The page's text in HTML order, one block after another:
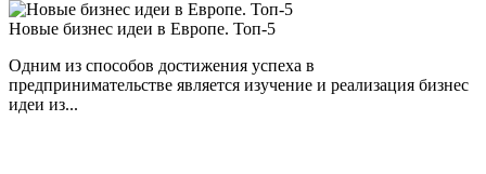
Новые бизнес идеи в Европе. Топ-5
Одним из способов достижения успеха в
предпринимательстве является изучение и реализация бизнес
идеи из...